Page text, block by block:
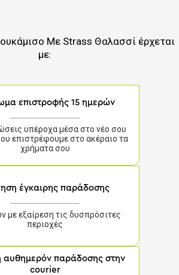
Με Strass Θαλασσί έρχεται
με:
επιστροφής 15 ημερών
υπέροχα μέσα στο νέο σου
επιστρέφουμε στο ακέραιο τα
χρήματα σου
έγκαιρης παράδοσης
με εξαίρεση τις δυσπρόσιτες
περιοχές
αυθημερόν παράδοσης στην
courier